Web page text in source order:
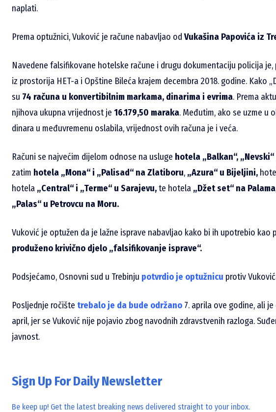
naplati.
Prema optužnici, Vuković je račune nabavljao od Vukašina Papovića iz
Navedene falsifikovane hotelske račune i drugu dokumentaciju policija je,
iz prostorija HET-a i Opštine Bileća krajem decembra 2018. godine. Kako
su 74 računa u konvertibilnim markama, dinarima i evrima. Prema
njihova ukupna vrijednost je 16.179,50 maraka. Međutim, ako se uzme u
dinara u međuvremenu oslabila, vrijednost ovih računa je i veća.
Računi se najvećim dijelom odnose na usluge hotela „Balkan“,
zatim hotela „Mona“ i „Palisad“ na Zlatiboru, „Azura“ u Bijeljini,
hotela „Central“ i „Terme“ u Sarajevu,te hotela „Džet set“ na Palama
„Palas“ u Petrovcu na Moru.
Vuković je optužen da je lažne isprave nabavljao kako bi ih upotrebio kao
produženo krivično djelo „falsifikovanje isprave“.
Podsjećamo, Osnovni sud u Trebinju potvrdio je optužnicu protiv
Posljednje ročište trebalo je da bude održano 7. aprila ove godine, ali
april, jer se Vuković nije pojavio zbog navodnih zdravstvenih razloga.
javnost.
Sign Up For Daily Newsletter
Be keep up! Get the latest breaking news delivered straight to your inbox.